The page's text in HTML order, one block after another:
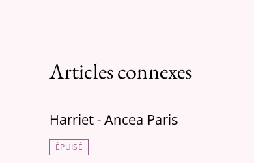
Articles connexes
Harriet - Ancea Paris
ÉPUISÉ